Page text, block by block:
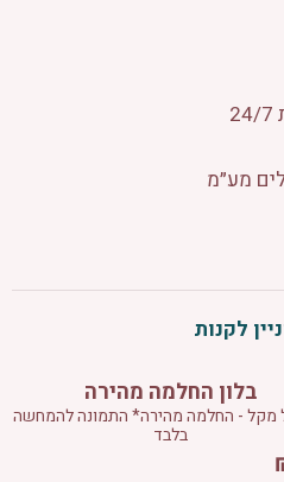
מע״מ
לקנות
בלון החלמה מהירה
מקל - החלמה מהירה* התמונה להמחשה
בלבד